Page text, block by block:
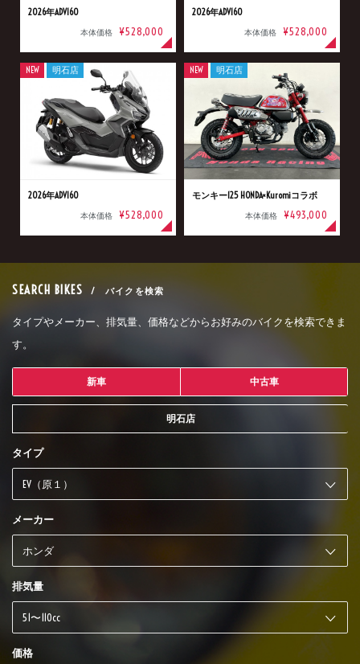
2026年ADV160
本体価格 ¥528,000
2026年ADV160
本体価格 ¥528,000
2026年ADV160
本体価格 ¥528,000
NEW 明石店
モンキー125 HONDA×Kuromiコラボ
本体価格 ¥493,000
NEW 明石店
SEARCH BIKES / バイクを検索
タイプやメーカー、排気量、価格などからお好みのバイクを検索できま
す。
新車 中古車
明石店
タイプ
メーカー
排気量
価格